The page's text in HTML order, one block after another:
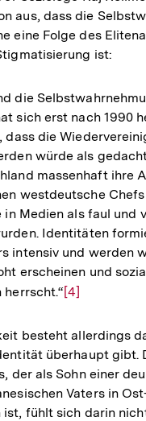
aus, dass die
eine Folge des
ist:
die
sich erst nach 1990
dass die
würde als
massenhaft ihre
westdeutsche
in Medien als faul und
Identitäten
intensiv und werden
erscheinen und
Zur
der
Fußnote
[4]
besteht allerdings
überhaupt gibt.
der als Sohn einer
Vaters in
fühlt sich darin